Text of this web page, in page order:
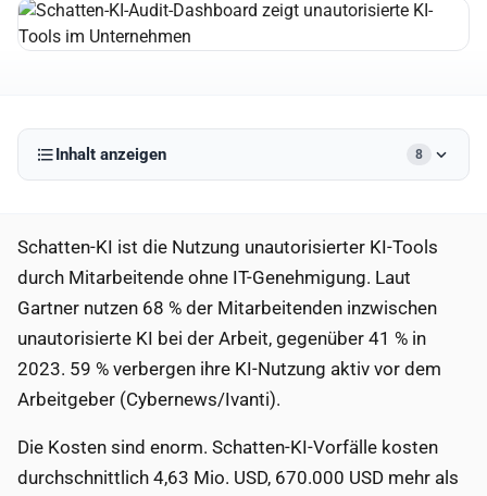
Inhalt anzeigen 8
Schatten-KI ist die Nutzung unautorisierter KI-Tools
durch Mitarbeitende ohne IT-Genehmigung. Laut
Gartner nutzen 68 % der Mitarbeitenden inzwischen
unautorisierte KI bei der Arbeit, gegenüber 41 % in
2023. 59 % verbergen ihre KI-Nutzung aktiv vor dem
Arbeitgeber (Cybernews/Ivanti).
Die Kosten sind enorm. Schatten-KI-Vorfälle kosten
durchschnittlich 4,63 Mio. USD, 670.000 USD mehr als